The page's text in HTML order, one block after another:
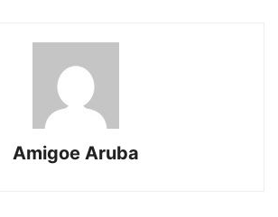
Amigoe Aruba